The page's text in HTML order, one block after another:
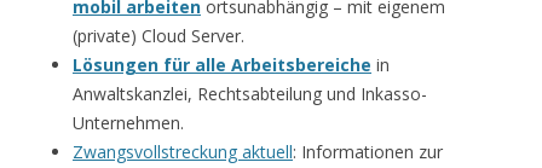
mobil arbeiten ortsunabhängig – mit eigenem
(private) Cloud Server.
Lösungen für alle Arbeitsbereiche in
Anwaltskanzlei, Rechtsabteilung und Inkasso-
Unternehmen.
Zwangsvollstreckung aktuell: Informationen zur